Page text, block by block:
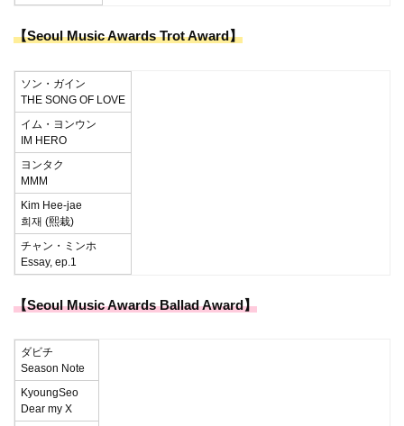
【Seoul Music Awards Trot Award】
ソン・ガイン
THE SONG OF LOVE
イム・ヨンウン
IM HERO
ヨンタク
MMM
Kim Hee-jae
희재 (熙栽)
チャン・ミンホ
Essay, ep.1
【Seoul Music Awards Ballad Award】
ダビチ
Season Note
KyoungSeo
Dear my X